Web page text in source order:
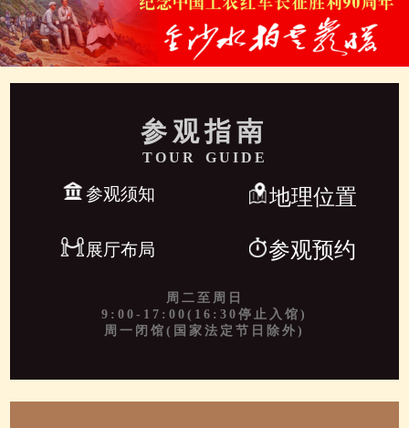
参观指南
TOUR GUIDE
参观须知 地理位置
展厅布局 参观预约
周二至周日
9:00-17:00(16:30停止入馆)
周一闭馆(国家法定节日除外)